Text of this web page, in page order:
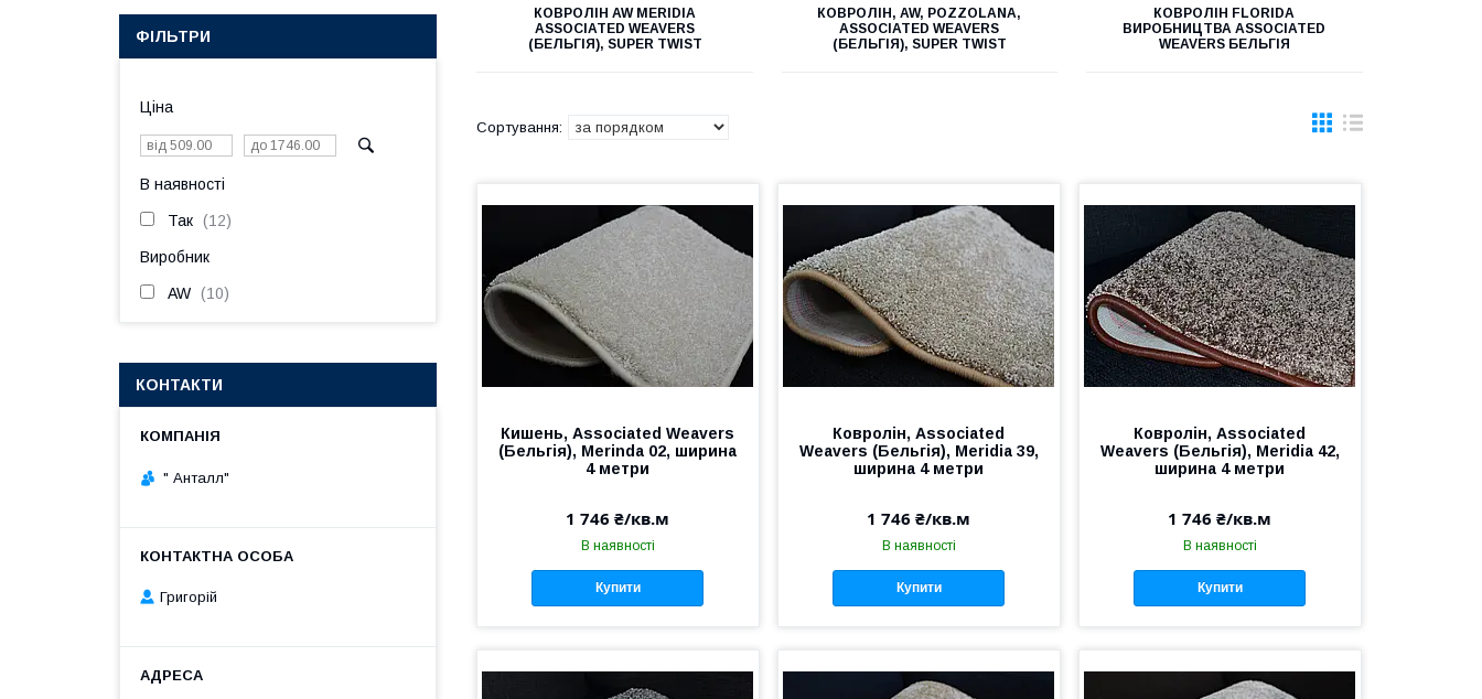
КОВРОЛІН AW MERIDIA
АSSOCIATED WEAVERS
(БЕЛЬГІЯ), SUPER TWIST
КОВРОЛІН, AW, POZZOLANA,
АSSOCIATED WEAVERS
(БЕЛЬГІЯ), SUPER TWIST
КОВРОЛІН FLORIDA
ВИРОБНИЦТВА АSSOCIATED
WEAVERS БЕЛЬГІЯ
Кишень, Аssociated Weavers
(Бельгія), Merinda 02, ширина
4 метри
1 746 ₴/кв.м
В наявності
Купити
Ковролін, Аssociated
Weavers (Бельгія), Meridia 39,
ширина 4 метри
1 746 ₴/кв.м
В наявності
Купити
Ковролін, Аssociated
Weavers (Бельгія), Meridia 42,
ширина 4 метри
1 746 ₴/кв.м
В наявності
Купити
ФІЛЬТРИ
Ціна
В наявності
Так 12
Виробник
AW 10
КОНТАКТИ
" Анталл"
Григорій